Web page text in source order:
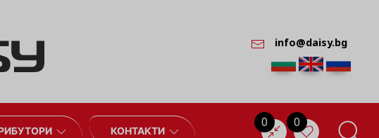
info@daisy.bg
КОНТАКТИ
0 0